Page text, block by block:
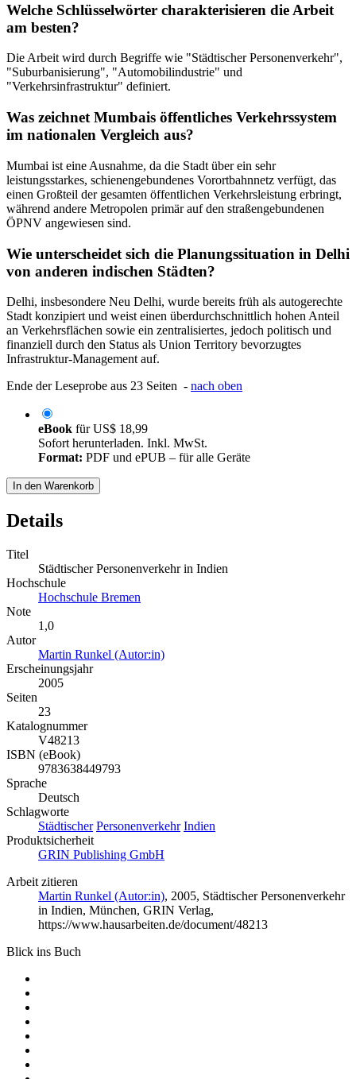
Welche Schlüsselwörter charakterisieren die Arbeit
am besten?
Die Arbeit wird durch Begriffe wie "Städtischer Personenverkehr",
"Suburbanisierung", "Automobilindustrie" und
"Verkehrsinfrastruktur" definiert.
Was zeichnet Mumbais öffentliches Verkehrssystem
im nationalen Vergleich aus?
Mumbai ist eine Ausnahme, da die Stadt über ein sehr
leistungsstarkes, schienengebundenes Vorortbahnnetz verfügt, das
einen Großteil der gesamten öffentlichen Verkehrsleistung erbringt,
während andere Metropolen primär auf den straßengebundenen
ÖPNV angewiesen sind.
Wie unterscheidet sich die Planungssituation in Delhi
von anderen indischen Städten?
Delhi, insbesondere Neu Delhi, wurde bereits früh als autogerechte
Stadt konzipiert und weist einen überdurchschnittlich hohen Anteil
an Verkehrsflächen sowie ein zentralisiertes, jedoch politisch und
finanziell durch den Status als Union Territory bevorzugtes
Infrastruktur-Management auf.
Ende der Leseprobe aus 23 Seiten - nach oben
eBook fürUS$ 18,99
Sofort herunterladen. Inkl. MwSt.
Format: PDF und ePUB – für alle Geräte
In den Warenkorb
Details
Titel
Städtischer Personenverkehr in Indien
Hochschule
Hochschule Bremen
Note
1,0
Autor
Martin Runkel (Autor:in)
Erscheinungsjahr
2005
Seiten
23
Katalognummer
V48213
ISBN (eBook)
9783638449793
Sprache
Deutsch
Schlagworte
Städtischer Personenverkehr Indien
Produktsicherheit
GRIN Publishing GmbH
Arbeit zitieren
Martin Runkel (Autor:in), 2005, Städtischer Personenverkehr
in Indien, München, GRIN Verlag,
https://www.hausarbeiten.de/document/48213
Blick ins Buch